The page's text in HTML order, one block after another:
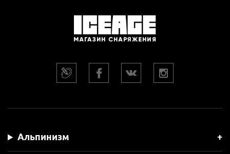
Альпинизм